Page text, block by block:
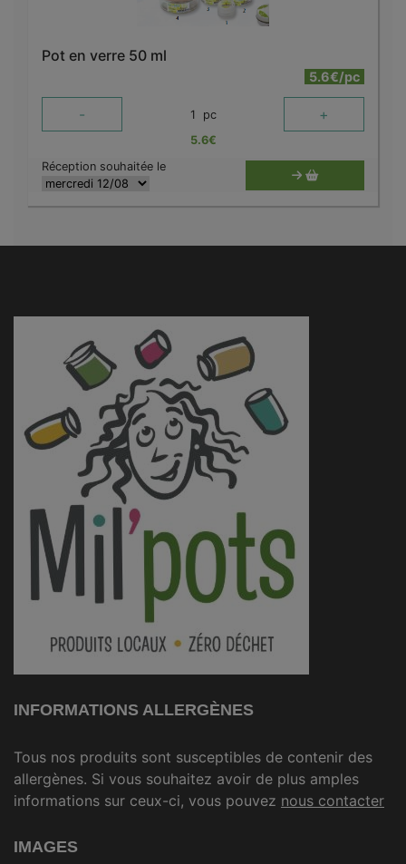
Pot en verre 50 ml
5.6€/pc
- 1 pc +
5.6€
Réception souhaitée le
INFORMATIONS ALLERGÈNES
Tous nos produits sont susceptibles de contenir des
allergènes. Si vous souhaitez avoir de plus amples
informations sur ceux-ci, vous pouvez nous contacter
IMAGES